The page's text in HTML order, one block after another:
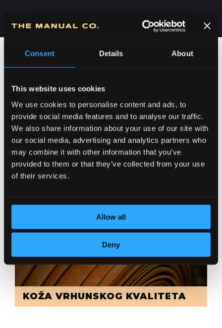
Consent Details About
This website uses cookies
We use cookies to personalise content and ads, to
provide social media features and to analyse our traffic.
We also share information about your use of our site with
our social media, advertising and analytics partners who
may combine it with other information that you’ve
provided to them or that they’ve collected from your use
of their services.
Allow all
Deny
POSVEĆENOST DETALJIMA
KOŽA VRHUNSKOG KVALITETA